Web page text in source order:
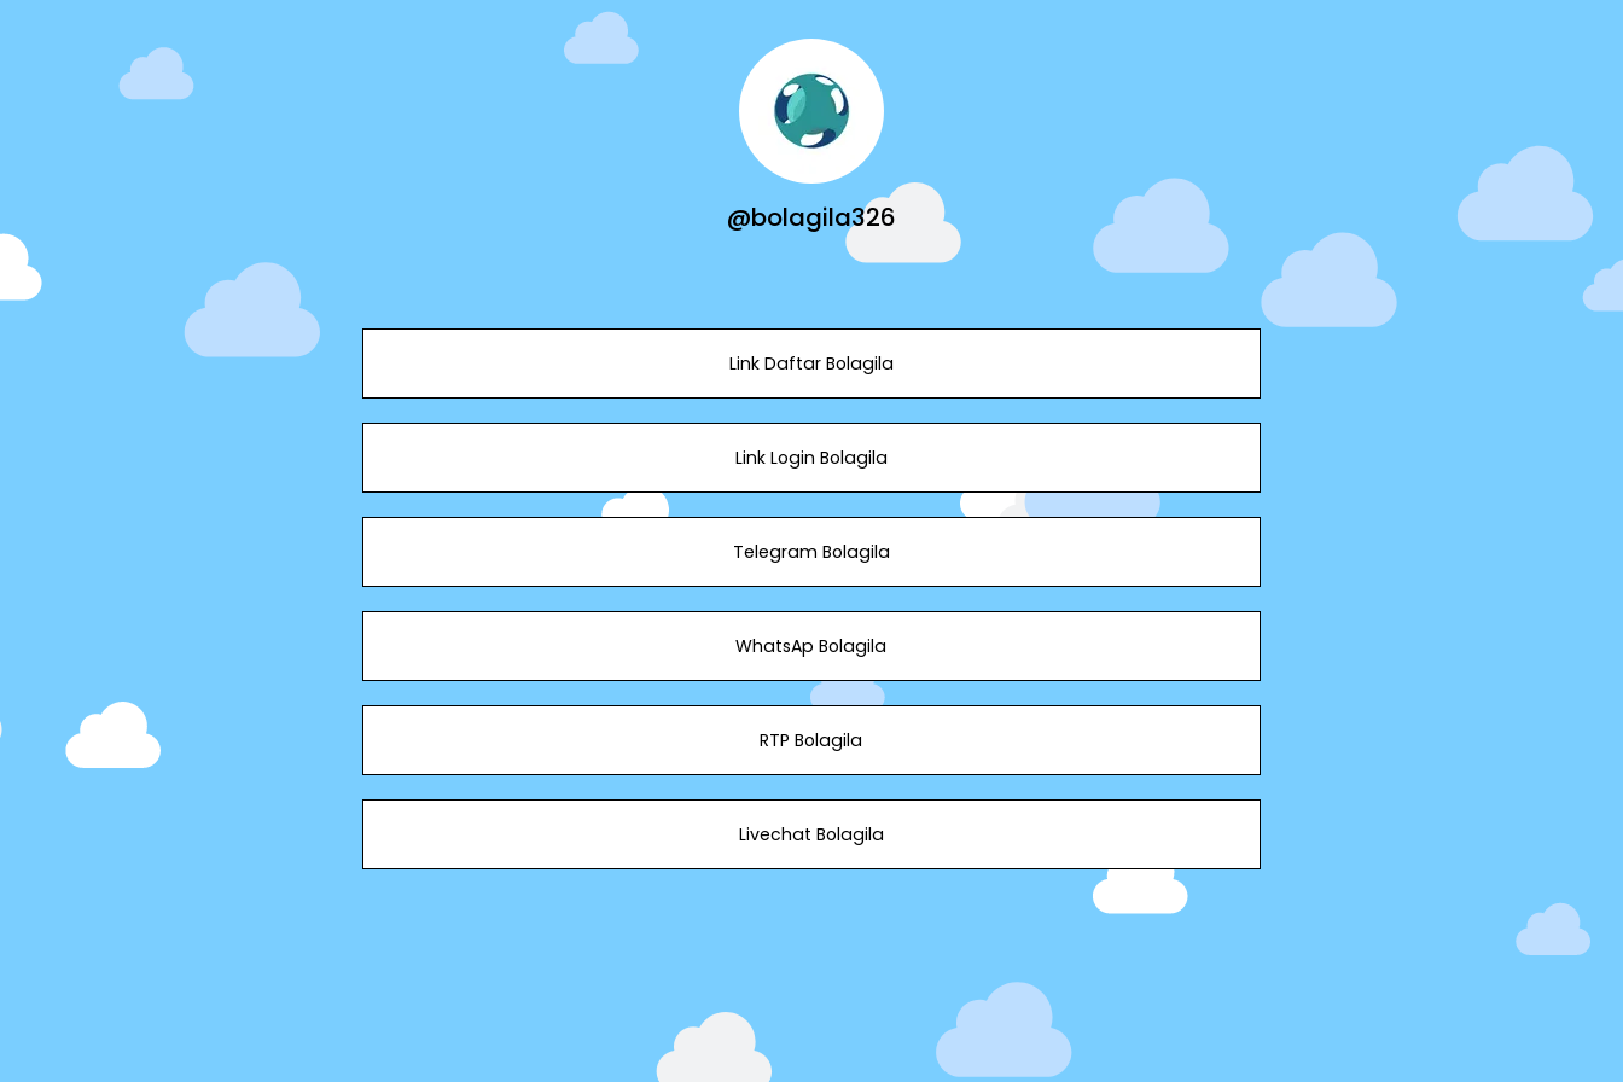
@bolagila326
Link Daftar Bolagila
Link Login Bolagila
Telegram Bolagila
WhatsAp Bolagila
RTP Bolagila
Livechat Bolagila